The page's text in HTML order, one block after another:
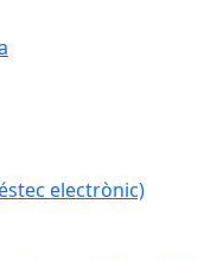
electrònic)